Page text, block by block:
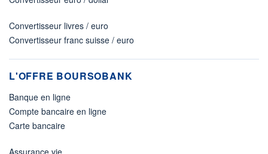
Convertisseur livres / euro
Convertisseur franc suisse / euro
L'OFFRE BOURSOBANK
Banque en ligne
Compte bancaire en ligne
Carte bancaire
Assurance vie